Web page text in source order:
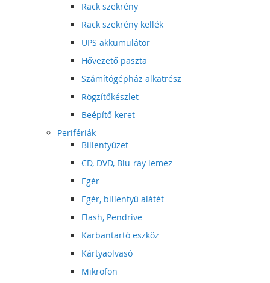
Rack szekrény
Rack szekrény kellék
UPS akkumulátor
Hővezető paszta
Számítógépház alkatrész
Rögzítőkészlet
Beépítő keret
Perifériák
Billentyűzet
CD, DVD, Blu-ray lemez
Egér
Egér, billentyű alátét
Flash, Pendrive
Karbantartó eszköz
Kártyaolvasó
Mikrofon